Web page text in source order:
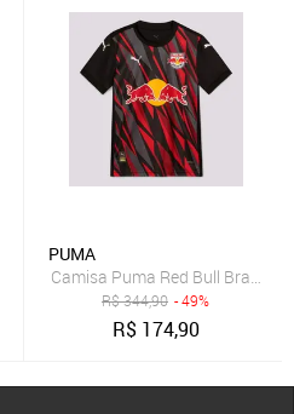
PUMA
Camisa Puma Red Bull
R$344,90 - 49%
R$ 174,90